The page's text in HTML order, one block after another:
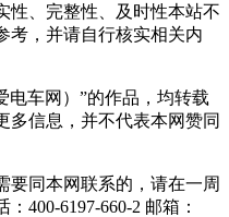
性、完整性、及时性本站不
考，并请自行核实相关内
电车网）”的作品，均转载
多信息，并不代表本网赞同
要同本网联系的，请在一周
400-6197-660-2 邮箱：